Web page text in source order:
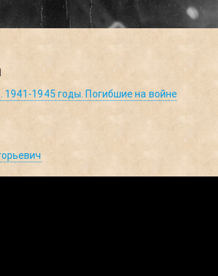
1941-1945 годы. Погибшие на войне